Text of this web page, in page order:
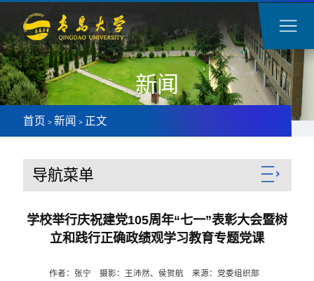
新闻
首页 > 新闻 > 正文
导航菜单
学校举行庆祝建党105周年“七一”表彰大会暨树
立和践行正确政绩观学习教育专题党课
作者：张宁 摄影：王沛然、侯贺航 来源：党委组织部